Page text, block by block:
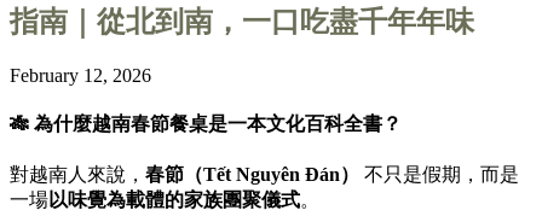
指南｜從北到南，一口吃盡千年年味
February 12, 2026
🎋 為什麼越南春節餐桌是一本文化百科全書？
對越南人來說， 春節（Tết Nguyên Đán）
不只是假期，而是
一場以味覺為載體的家族團聚儀式。